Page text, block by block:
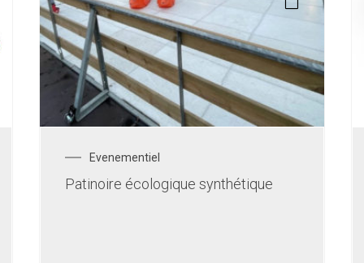
Evenementiel
Patinoire écologique synthétique